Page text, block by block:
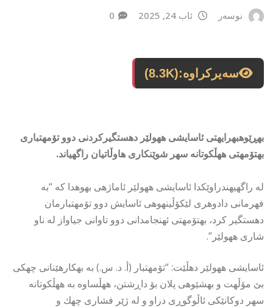
نوسەر ئاب 24, 2025 0
سەیرکراوە:(8.3K)
بهڕێوهبهرایهتی ئاسایشی ههولێر دهستگیركردنی دوو تۆمهتباری
بهتۆمهتی ههڵكوتانه سهر شوێنكاری هاوڵاتیان راگهیاند.
له راگهیهندراوێكدا ئاسایشی ههولێر ئاماژهی بهوهدا كه “به
فهرمانی دادوهری لێكۆڵینهوهی ئاسایش دوو تۆمهتبارمان
دهستگیر كرد، بهتۆمهتی ئهنجامدانی دوو تاوانی جیاواز له ناو
شاری ههولێر”.
ئاسایشی ههولێر دهڵێت: “تۆمهتبار (أ. د. س.) به بهكارهێنانی چهكی
بێ مۆڵهت و بهشێوهی پلان بۆ داڕشتن، ههڵساوه به ههڵكوتانه
سهر دوكانێكی ئاڵوگوڕی دراو و له ژێر فشاری چهك و